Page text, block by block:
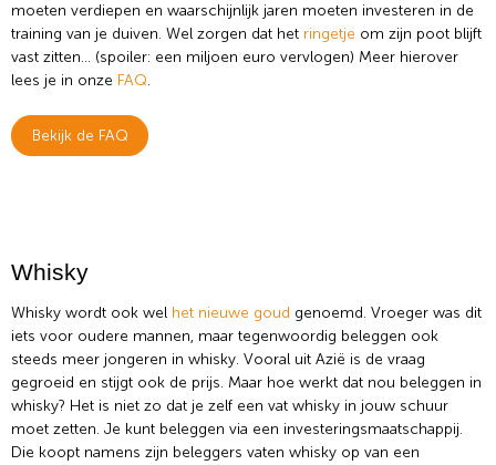
moeten verdiepen en waarschijnlijk jaren moeten investeren in de
training van je duiven. Wel zorgen dat het ringetje om zijn poot blijft
vast zitten… (spoiler: een miljoen euro vervlogen) Meer hierover
lees je in onze FAQ.
Bekijk de FAQ
Whisky
Whisky wordt ook wel het nieuwe goud genoemd. Vroeger was dit
iets voor oudere mannen, maar tegenwoordig beleggen ook
steeds meer jongeren in whisky. Vooral uit Azië is de vraag
gegroeid en stijgt ook de prijs. Maar hoe werkt dat nou beleggen in
whisky? Het is niet zo dat je zelf een vat whisky in jouw schuur
moet zetten. Je kunt beleggen via een investeringsmaatschappij.
Die koopt namens zijn beleggers vaten whisky op van een